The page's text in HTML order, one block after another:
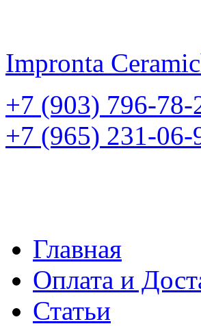
Impronta
+7 (903) 796-78-
+7 (965) 231-06-
Главная
Оплата и
Статьи